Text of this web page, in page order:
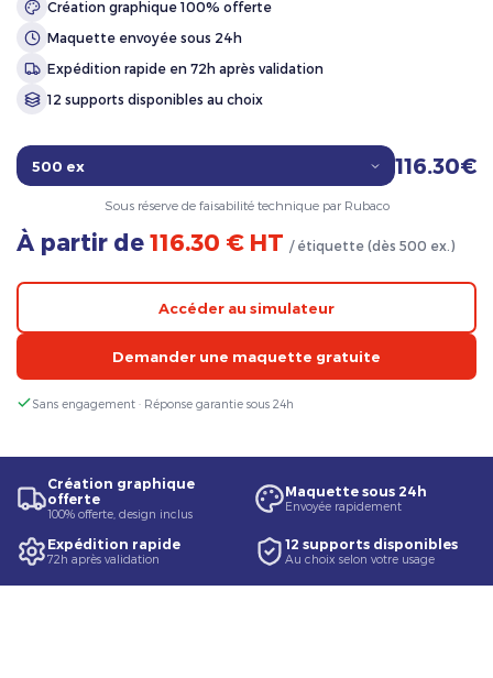
Création graphique 100% offerte
Maquette envoyée sous 24h
Expédition rapide en 72h après validation
12 supports disponibles au choix
116.30€
Sous réserve de faisabilité technique par Rubaco
À partir de 116.30 € HT / étiquette (dès 500 ex.)
Accéder au simulateur
Demander une maquette gratuite
Sans engagement · Réponse garantie sous 24h
Création graphique
offerte
100% offerte, design inclus
Maquette sous 24h
Envoyée rapidement
Expédition rapide
72h après validation
12 supports disponibles
Au choix selon votre usage